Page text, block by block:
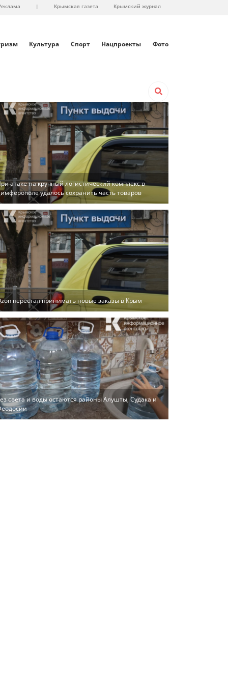
| Крымская газета Крымский журнал
Культура Спорт Нацпроекты Фото
атаке на крупный логистический комплекс в
удалось сохранить часть товаров
перестал принимать новые заказы в Крым
света и воды остаются районы Алушты, Судака и